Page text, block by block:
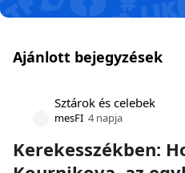
Ajánlott bejegyzések
Sztárok és celebek
mesFI 4 napja
Kerekesszékben: